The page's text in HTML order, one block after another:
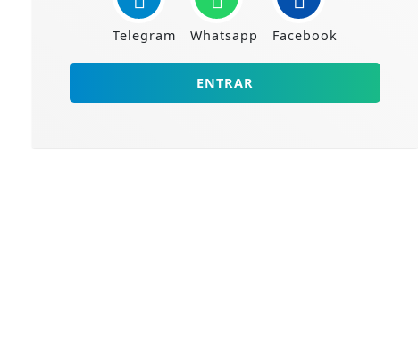
Telegram Whatsapp Facebook
ENTRAR